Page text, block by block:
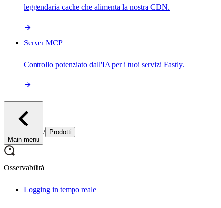
leggendaria cache che alimenta la nostra CDN.
Server MCP
Controllo potenziato dall'IA per i tuoi servizi Fastly.
Main menu
/ Prodotti
Osservabilità
Logging in tempo reale